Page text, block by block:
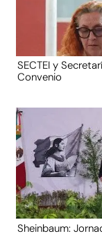
SECTEI y
Convenio
Sheinbaum: